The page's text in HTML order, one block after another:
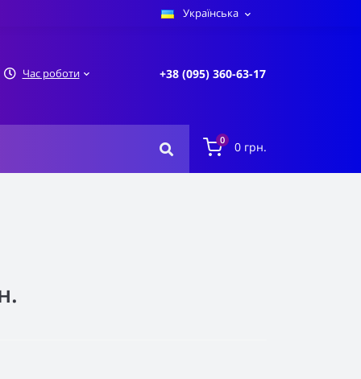
Українська
Час роботи +38 (095) 360-63-17
0 0 грн.